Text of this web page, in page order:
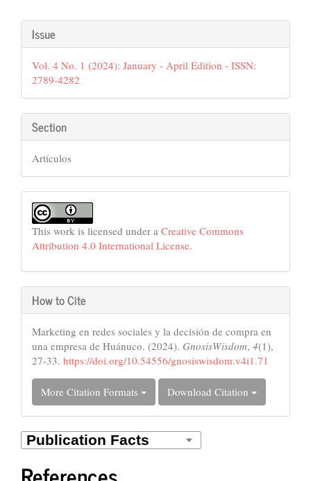
Article
Details
Issue
Vol. 4 No. 1 (2024): January - April Edition - ISSN:
2789-4282
Section
Artículos
This work is licensed under a Creative Commons
Attribution 4.0 International License.
How to Cite
Marketing en redes sociales y la decisión de compra en
una empresa de Huánuco. (2024). GnosisWisdom, 4(1),
27-33. https://doi.org/10.54556/gnosiswisdom.v4i1.71
More Citation Formats Download Citation